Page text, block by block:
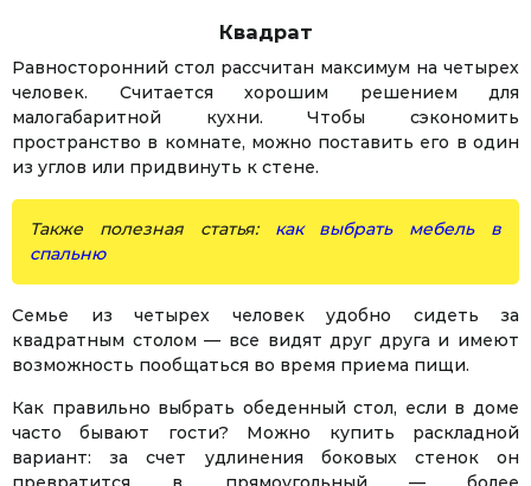
Квадрат
Равносторонний стол рассчитан максимум на четырех
человек. Считается хорошим решением для
малогабаритной кухни. Чтобы сэкономить
пространство в комнате, можно поставить его в один
из углов или придвинуть к стене.
Также полезная статья:
как выбрать мебель в
спальню
Семье из четырех человек удобно сидеть за
квадратным столом — все видят друг друга и имеют
возможность пообщаться во время приема пищи.
Как правильно выбрать обеденный стол, если в доме
часто бывают гости? Можно купить раскладной
вариант: за счет удлинения боковых стенок он